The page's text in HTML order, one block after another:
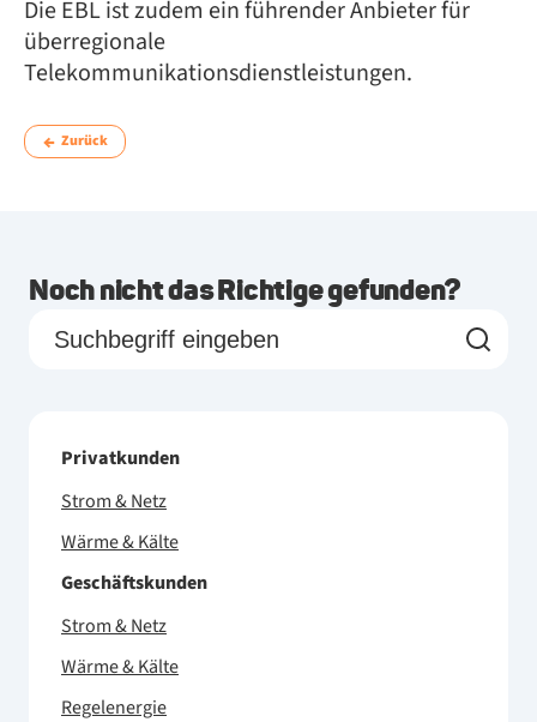
Die EBL ist zudem ein führender Anbieter für
überregionale
Telekommunikationsdienstleistungen.
Zurück
Noch nicht das Richtige gefunden?
Privatkunden
Strom & Netz
Wärme & Kälte
Geschäftskunden
Strom & Netz
Wärme & Kälte
Regelenergie